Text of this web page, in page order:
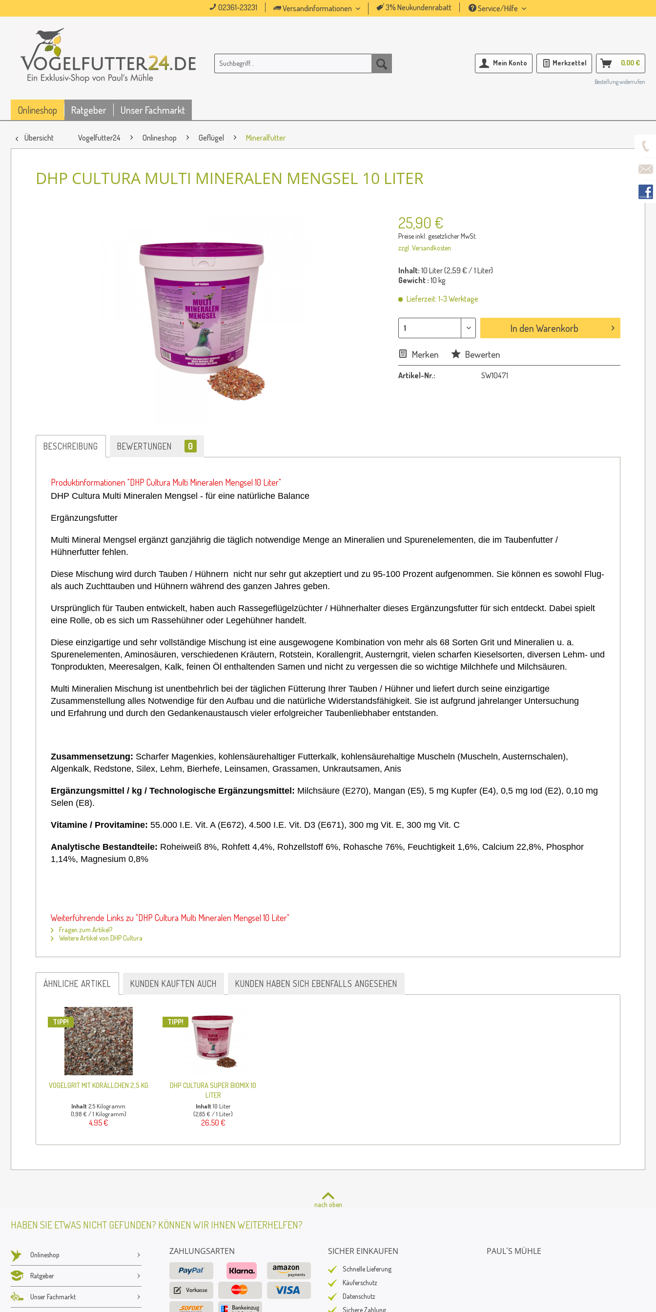
02361-23231 Versandinformationen 3% Neukundenrabatt Service/Hilfe
Mein Konto Merkzettel 0,00 €
Bestellung widerrufen
Onlineshop Ratgeber Unser Fachmarkt
Übersicht Vogelfutter24 Onlineshop Geflügel Mineralfutter
DHP CULTURA MULTI MINERALEN MENGSEL 10 LITER
25,90 €
Preise inkl. gesetzlicher MwSt.
zzgl. Versandkosten
Inhalt: 10 Liter (2,59 € / 1 Liter)
Gewicht : 10 kg
Lieferzeit: 1-3 Werktage
In denWarenkorb
Merken Bewerten
Artikel-Nr.: SW10471
BESCHREIBUNG BEWERTUNGEN 0
Produktinformationen "DHP Cultura Multi Mineralen Mengsel 10 Liter"
DHP Cultura Multi Mineralen Mengsel - für eine natürliche Balance
Ergänzungsfutter
Multi Mineral Mengsel ergänzt ganzjährig die täglich notwendige Menge an Mineralien und Spurenelementen, die im Taubenfutter /
Hühnerfutter fehlen.
Diese Mischung wird durch Tauben / Hühnern nicht nur sehr gut akzeptiert und zu 95-100 Prozent aufgenommen. Sie können es sowohl Flug-
als auch Zuchttauben und Hühnern während des ganzen Jahres geben.
Ursprünglich für Tauben entwickelt, haben auch Rassegeflügelzüchter / Hühnerhalter dieses Ergänzungsfutter für sich entdeckt. Dabei spielt
eine Rolle, ob es sich um Rassehühner oder Legehühner handelt.
Diese einzigartige und sehr vollständige Mischung ist eine ausgewogene Kombination von mehr als 68 Sorten Grit und Mineralien u. a.
Spurenelementen, Aminosäuren, verschiedenen Kräutern, Rotstein, Korallengrit, Austerngrit, vielen scharfen Kieselsorten, diversen Lehm- und
Tonprodukten, Meeresalgen, Kalk, feinen Öl enthaltenden Samen und nicht zu vergessen die so wichtige Milchhefe und Milchsäuren.
Multi Mineralien Mischung ist unentbehrlich bei der täglichen Fütterung Ihrer Tauben / Hühner und liefert durch seine einzigartige
Zusammenstellung alles Notwendige für den Aufbau und die natürliche Widerstandsfähigkeit. Sie ist aufgrund jahrelanger Untersuchung
und Erfahrung und durch den Gedankenaustausch vieler erfolgreicher Taubenliebhaber entstanden.
Zusammensetzung: Scharfer Magenkies, kohlensäurehaltiger Futterkalk, kohlensäurehaltige Muscheln (Muscheln, Austernschalen),
Algenkalk, Redstone, Silex, Lehm, Bierhefe, Leinsamen, Grassamen, Unkrautsamen, Anis
Ergänzungsmittel / kg / Technologische Ergänzungsmittel: Milchsäure (E270), Mangan (E5), 5 mg Kupfer (E4), 0,5 mg Iod (E2), 0,10 mg
Selen (E8).
Vitamine / Provitamine: 55.000 I.E. Vit. A (E672), 4.500 I.E. Vit. D3 (E671), 300 mg Vit. E, 300 mg Vit. C
Analytische Bestandteile: Roheiweiß 8%, Rohfett 4,4%, Rohzellstoff 6%, Rohasche 76%, Feuchtigkeit 1,6%, Calcium 22,8%, Phosphor
1,14%, Magnesium 0,8%
Weiterführende Links zu "DHP Cultura Multi Mineralen Mengsel 10 Liter"
Fragen zum Artikel?
Weitere Artikel von DHP Cultura
ÄHNLICHE ARTIKEL KUNDEN KAUFTEN AUCH KUNDEN HABEN SICH EBENFALLS ANGESEHEN
TIPP!
VOGELGRIT MIT KORÄLLCHEN 2,5 KG
Inhalt 2.5 Kilogramm
(1,98 € / 1 Kilogramm)
4,95 €
TIPP!
DHP CULTURA SUPER BIOMIX 10
LITER
Inhalt10 Liter
(2,65 € / 1 Liter)
26,50 €
nach oben
HABEN SIE ETWAS NICHT GEFUNDEN? KÖNNEN WIR IHNEN WEITERHELFEN?
Onlineshop
Ratgeber
Unser Fachmarkt
ZAHLUNGSARTEN SICHER EINKAUFEN
Schnelle Lieferung
Käuferschutz
Datenschutz
Sichere Zahlung
PAUL´S MÜHLE